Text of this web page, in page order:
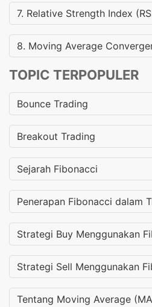
7. Relative Strength Index
8. Moving Average
TOPIC TERPOPULER
Bounce Trading
Breakout Trading
Sejarah Fibonacci
Penerapan Fibonacci dalam
Strategi Buy Menggunakan
Strategi Sell Menggunakan
Tentang Moving Average